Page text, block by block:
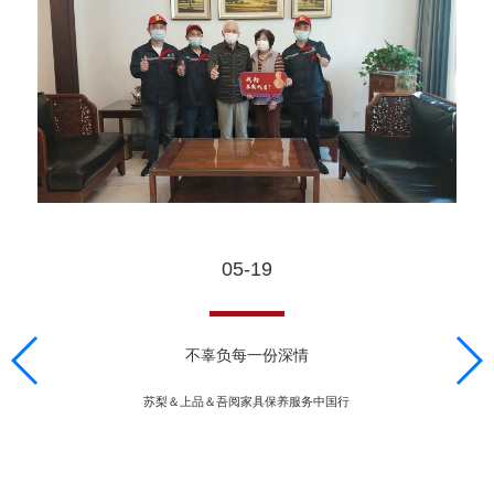
05-19
不辜负每一份深情
苏梨＆上品＆吾阅家具保养服务中国行